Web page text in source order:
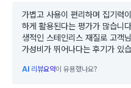
가볍고 사용이 편리하며 집기력
하게 활용된다는 평가가 많습니
생적인 스테인리스 재질로 고객
가성비가 뛰어나다는 후기가 있
AI 리뷰요약이 유용했나요?